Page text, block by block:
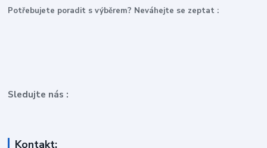
Potřebujete poradit s výběrem? Neváhejte se zeptat :
Sledujte nás :
Kontakt: